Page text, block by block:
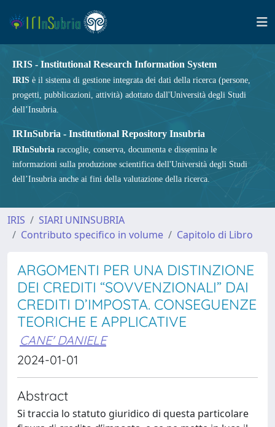
IRIS - Institutional Research Information System
IRIS è il sistema di gestione integrata dei dati della ricerca (persone,
progetti, pubblicazioni, attività) adottato dall'Università degli Studi
dell’Insubria.
IRInSubria - Institutional Repository Insubria
IRInSubria raccoglie, conserva, documenta e dissemina le
informazioni sulla produzione scientifica dell'Università degli Studi
dell’Insubria anche ai fini della valutazione della ricerca.
IRIS
SIARI UNINSUBRIA
Contributo specifico in volume
Capitolo di Libro
ARGOMENTI PER UNA DISTINZIONE
DEI CREDITI “SOVVENZIONALI” DAI
CREDITI D’IMPOSTA. CONSEGUENZE
TEORICHE E APPLICATIVE
CANE' DANIELE
2024-01-01
Abstract
Si traccia lo statuto giuridico di questa particolare